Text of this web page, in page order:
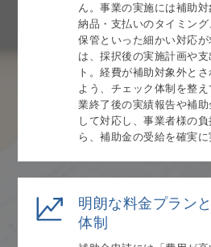
ん。事業の実施には補助
納品・支払いのタイミン
保管といった細かい対応
は、採択後の実施計画や
ト。経費が補助対象外と
よう、チェック体制を整
業終了後の実績報告や補
して対応し、事業者様の
ら、補助金の受給を確実に
明朗な料金プラン
体制